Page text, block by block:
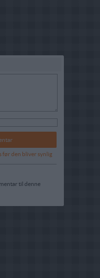
før den bliver synlig
til denne